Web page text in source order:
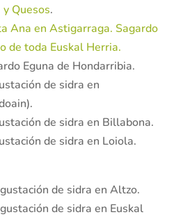
Quesos.
Ana en Astigarraga. Sagardo
de toda Euskal Herria.
Eguna de Hondarribia.
de sidra en
de sidra en Billabona.
de sidra en Loiola.
de sidra en Altzo.
de sidra en Euskal